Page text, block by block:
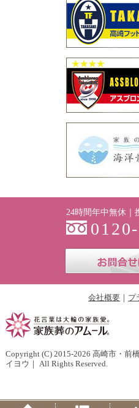
24時間年中無休｜
会社概要 プ
Copyright (C) 2015-2026 高崎市・前
イヨウ ｜ All Rights Reserved.
Home Menu